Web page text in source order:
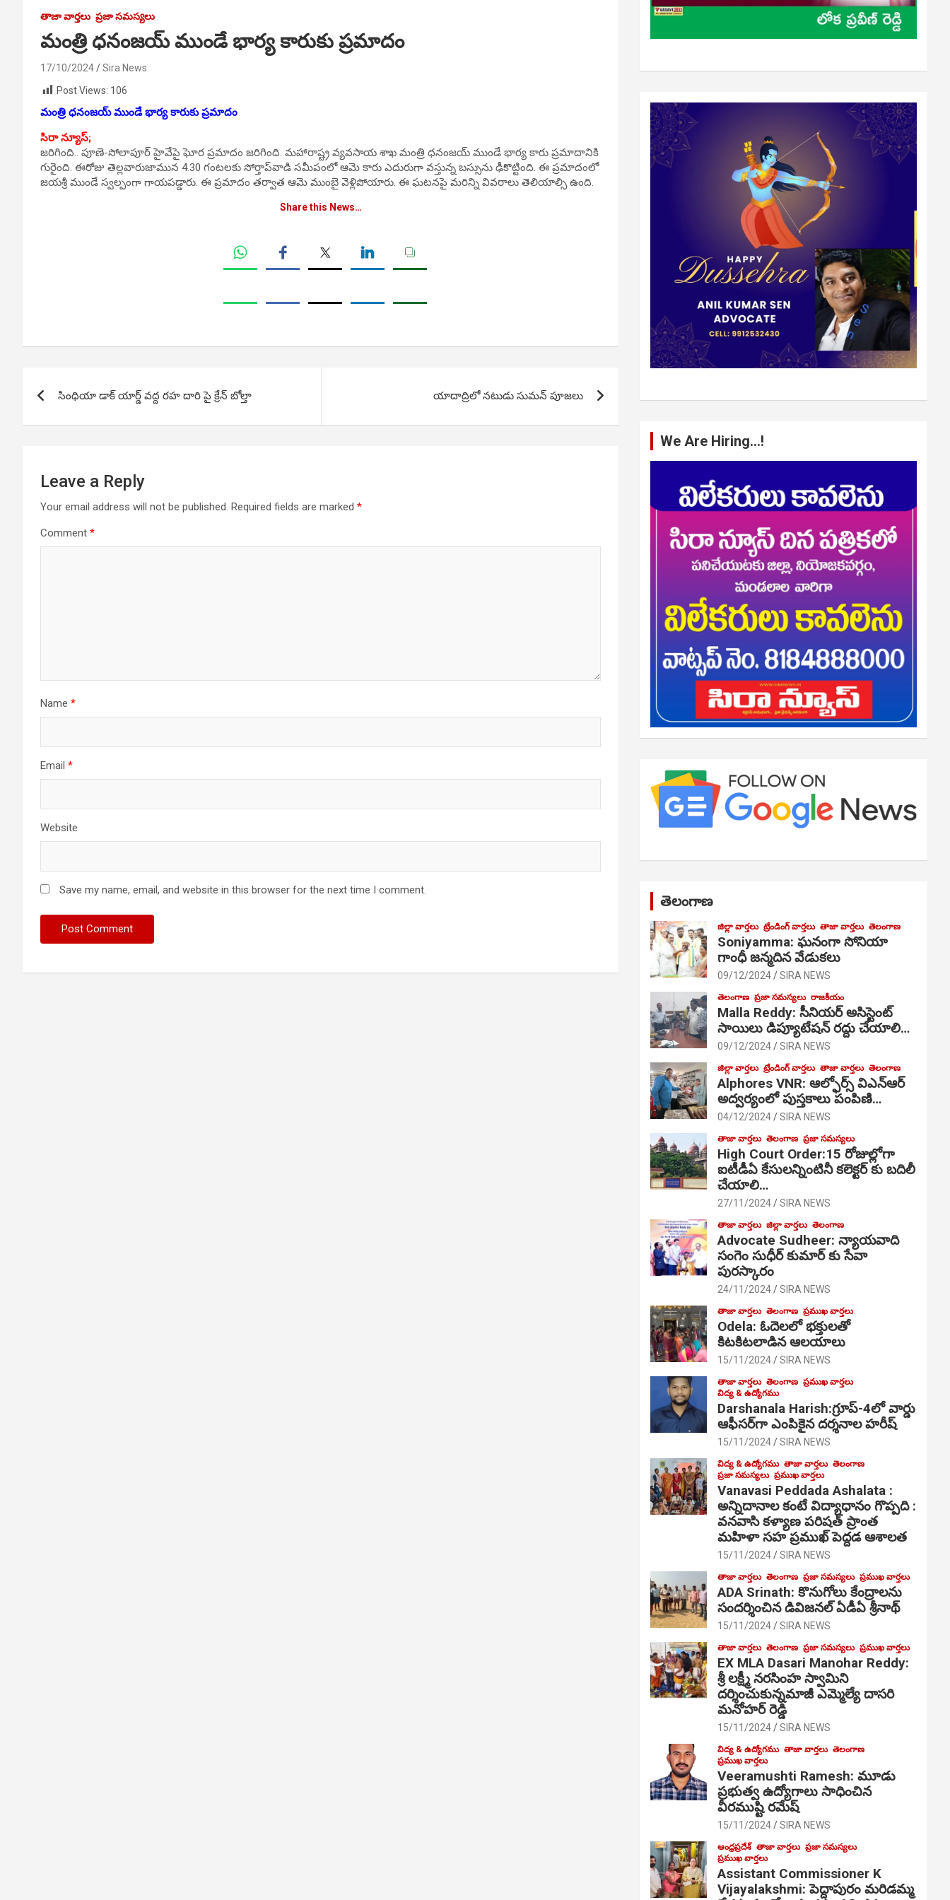
తాజా వార్తలు ప్రజా సమస్యలు
మంత్రి ధనంజయ్ ముండే భార్య కారుకు ప్రమాదం
17/10/2024
Sira News
Post Views: 106
మంత్రి ధనంజయ్ ముండే భార్య కారుకు ప్రమాదం
సిరా న్యూస్;
జరిగింది.. పూణె-సోలాపూర్ హైవేపై ఘోర ప్రమాదం జరిగింది. మహారాష్ట్ర వ్యవసాయ శాఖ మంత్రి ధనంజయ్ ముండే భార్య కారు ప్రమాదానికి
గురైంది. ఈరోజు తెల్లవారుజామున 4.30 గంటలకు సోర్తాప్‌వాడి సమీపంలో ఆమె కారు ఎదురుగా వస్తున్న బస్సును ఢీకొట్టింది. ఈ ప్రమాదంలో
జయశ్రీ ముండే స్వల్పంగా గాయపడ్డారు. ఈ ప్రమాదం తర్వాత ఆమె ముంబై వెళ్లిపోయారు. ఈ ఘటనపై మరిన్ని వివరాలు తెలియాల్సి ఉంది.
Share this News…
navigation
సింధియా డాక్ యార్డ్ వద్ద రహ దారి పై క్రేన్ బోల్తా యాదాద్రిలో నటుడు సుమన్ పూజలు
Leave a Reply
Your email address will not be published. Required fields are marked *
Comment *
Name *
Email *
Website
Save my name, email, and website in this browser for the next time I comment.
We Are Hiring…!
తెలంగాణ
జిల్లా వార్తలు ట్రేండింగ్ వార్తలు తాజా వార్తలు తెలంగాణ
Soniyamma: ఘ‌నంగా సోనియా
గాంధీ జ‌న్మ‌దిన వేడుక‌లు
09/12/2024 SIRA NEWS
తెలంగాణ ప్రజా సమస్యలు రాజకీయం
Malla Reddy: సీనియర్ అసిస్టెంట్
సాయిలు డిప్యూటేషన్ రద్దు చేయాలి…
09/12/2024 SIRA NEWS
జిల్లా వార్తలు ట్రేండింగ్ వార్తలు తాజా వార్తలు తెలంగాణ
Alphores VNR: ఆల్ఫోర్స్ విఎన్ఆర్
అద్వర్యంలో పుస్తకాలు పంపిణి…
04/12/2024 SIRA NEWS
తాజా వార్తలు తెలంగాణ ప్రజా సమస్యలు
High Court Order:15 రోజుల్లోగా
ఐటీడీఏ కేసులన్నింటినీ కలెక్టర్ కు బదిలీ
చేయాలి…
27/11/2024 SIRA NEWS
తాజా వార్తలు జిల్లా వార్తలు తెలంగాణ
Advocate Sudheer: న్యాయవాది
సంగెం సుధీర్ కుమార్ కు సేవా
పురస్కారం
24/11/2024 SIRA NEWS
తాజా వార్తలు తెలంగాణ ప్రముఖ వార్తలు
Odela: ఓదెల‌లో భక్తులతో
కిటకిటలాడిన ఆల‌యాలు
15/11/2024 SIRA NEWS
తాజా వార్తలు తెలంగాణ ప్రముఖ వార్తలు
విద్య & ఉద్యోగము
Darshanala Harish:గ్రూప్-4లో వార్డు
ఆఫీసర్‌గా ఎంపికైన దర్శనాల హరీష్
15/11/2024 SIRA NEWS
విద్య & ఉద్యోగము తాజా వార్తలు తెలంగాణ
ప్రజా సమస్యలు ప్రముఖ వార్తలు
Vanavasi Peddada Ashalata :
అన్నిదానాల కంటే విద్యాధానం గొప్పది :
వనవాసి కళ్యాణ పరిషత్ ప్రాంత
మహిళా సహ ప్రముఖ్ పెద్దడ ఆశాలత
15/11/2024 SIRA NEWS
తాజా వార్తలు తెలంగాణ ప్రజా సమస్యలు ప్రముఖ వార్తలు
ADA Srinath: కొనుగోలు కేంద్రాల‌ను
సంద‌ర్శించిన డివిజనల్ ఏడీఏ శ్రీనాథ్
15/11/2024 SIRA NEWS
తాజా వార్తలు తెలంగాణ ప్రజా సమస్యలు ప్రముఖ వార్తలు
EX MLA Dasari Manohar Reddy:
శ్రీ లక్ష్మీ నరసింహ స్వామిని
దర్శించుకున్నమాజీ ఎమ్మెల్యే దాసరి
మనోహర్ రెడ్డి
15/11/2024 SIRA NEWS
విద్య & ఉద్యోగము తాజా వార్తలు తెలంగాణ
ప్రముఖ వార్తలు
Veeramushti Ramesh: మూడు
ప్రభుత్వ ఉద్యోగాలు సాధించిన
వీరముష్టి రమేష్
15/11/2024 SIRA NEWS
ఆంధ్రప్రదేశ్ తాజా వార్తలు ప్రజా సమస్యలు
ప్రముఖ వార్తలు
Assistant Commissioner K
Vijayalakshmi: పెద్దాపురం మరిడమ్మ